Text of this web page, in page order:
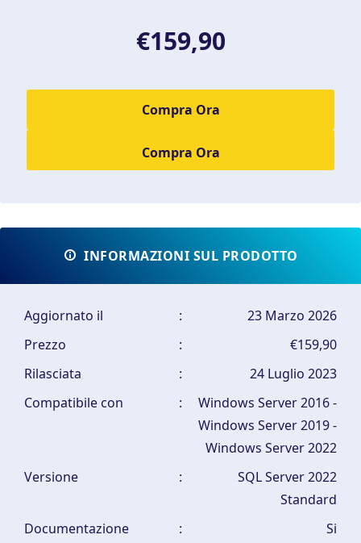
€159,90
Compra Ora
INFORMAZIONI SUL PRODOTTO
Aggiornato il :
23 Marzo 2026
Prezzo
:
€159,90
Rilasciata
:
24 Luglio 2023
Compatibile con
:
Windows Server 2016 -
Windows Server 2019 -
Windows Server 2022
Versione
:
SQL Server 2022
Standard
Documentazione
:
Si